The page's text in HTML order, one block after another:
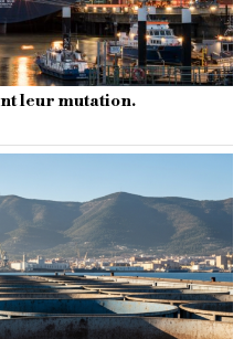
leur mutation.